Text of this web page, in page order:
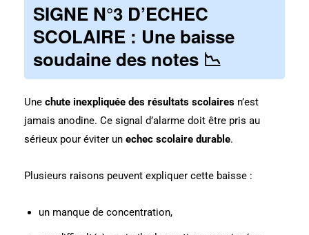
SIGNE N°3 D’ECHEC
SCOLAIRE : Une baisse
soudaine des notes 📉
Une chute inexpliquée des résultats scolaires n’est
jamais anodine. Ce signal d’alarme doit être pris au
sérieux pour éviter un echec scolaire durable.
Plusieurs raisons peuvent expliquer cette baisse :
un manque de concentration,